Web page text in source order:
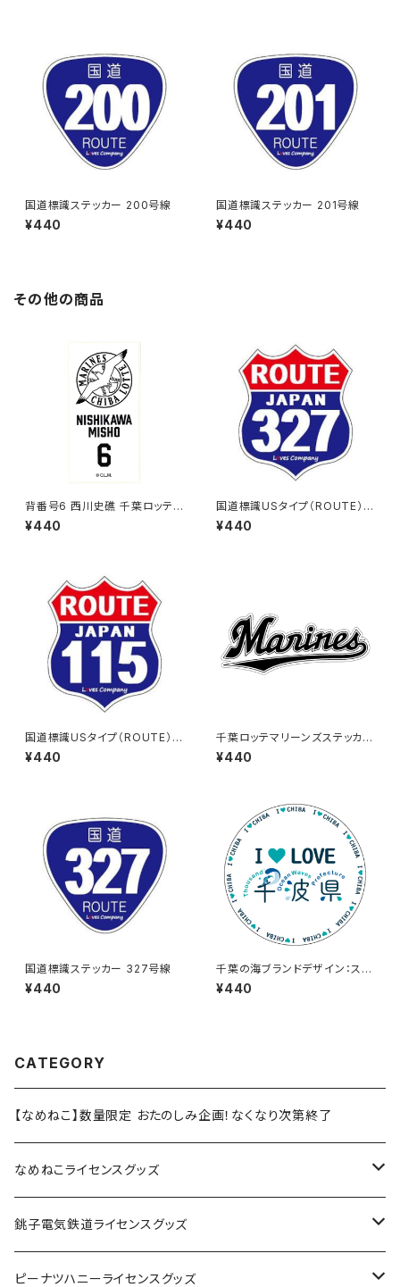
国道標識ステッカー 200号線
¥440
国道標識ステッカー 201号線
¥440
その他の商品
背番号6 西川史礁 千葉ロッテマ
リーンズ 選手ステッカー（ホワイ
トB)
¥440
国道標識USタイプ（ROUTE）ス
テッカー 327号線
¥440
国道標識USタイプ（ROUTE）ス
テッカー 115号線
¥440
千葉ロッテマリーンズステッカー
16
¥440
国道標識ステッカー 327号線
¥440
千葉の海ブランドデザイン：ステ
ッカー3
¥440
CATEGORY
【なめねこ】数量限定 おたのしみ企画！なくなり次第終了
なめねこライセンスグッズ
Tシャツ
キャップ
銚子電気鉄道ライセンスグッズ
ステッカー
ピーナツハニーライセンスグッズ